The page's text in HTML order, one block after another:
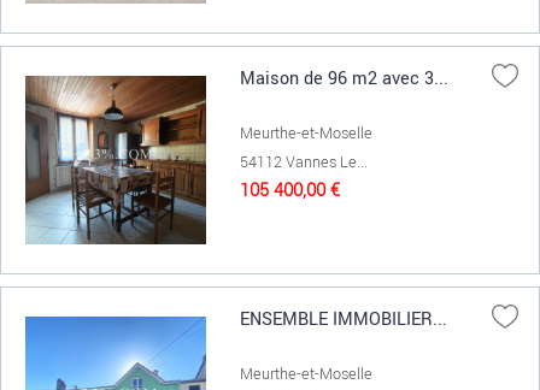
Maison de 96 m2 avec 3...
Meurthe-et-Moselle
54112 Vannes Le...
105 400,00 €
ENSEMBLE IMMOBILIER...
Meurthe-et-Moselle